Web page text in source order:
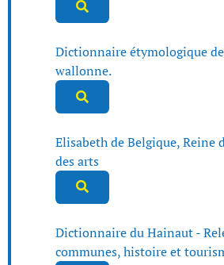
Dictionnaire étymologique
wallonne.
Elisabeth de Belgique, Reine
des arts
Dictionnaire du Hainaut -
communes, histoire et